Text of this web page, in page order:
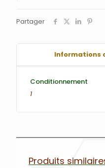
Partager
Informations
Conditionnement
1
Produits